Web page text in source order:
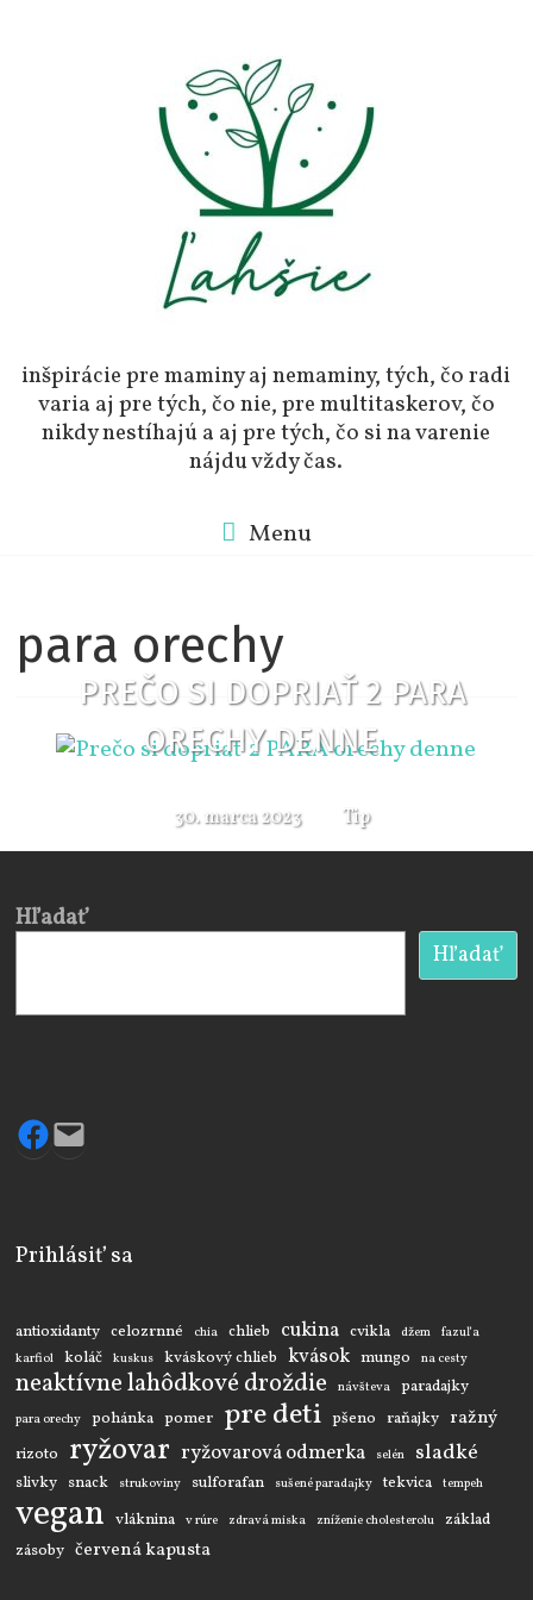
inšpirácie pre maminy aj nemaminy, tých, čo radi
varia aj pre tých, čo nie, pre multitaskerov, čo
nikdy nestíhajú a aj pre tých, čo si na varenie
nájdu vždy čas.
Menu
para orechy
PREČO SI DOPRIAŤ 2 PARA
ORECHY DENNE
30. marca 2023 Tip
Hľadať
Hľadať
Facebook
Mail
Prihlásiť sa
antioxidanty celozrnné chia chlieb cukina cvikla džem
fazuľa
karfiol
koláč kuskus kváskový chlieb kvások mungo na cesty
neaktívne lahôdkové droždie návšteva paradajky
para orechy pohánka pomer pre deti pšeno raňajky ražný
rizoto ryžovar ryžovarová odmerka selén sladké
slivky snack strukoviny sulforafan sušené paradajky tekvica tempeh
vegan vláknina v rúre zdravá miska zníženie cholesterolu
základ
zásoby červená kapusta